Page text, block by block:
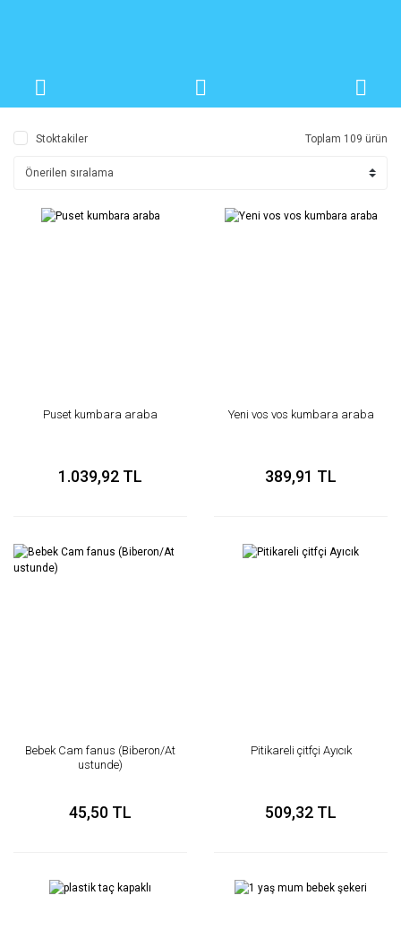
Stoktakiler Toplam 109 ürün
Puset kumbara araba
1.039,92 TL
Yeni vos vos kumbara araba
389,91 TL
Bebek Cam fanus (Biberon/At
ustunde)
45,50 TL
Pitikareli çitfçi Ayıcık
509,32 TL